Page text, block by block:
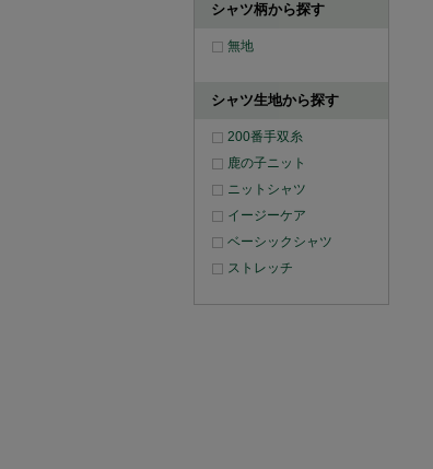
シャツ柄から探す
無地
シャツ生地から探す
200番手双糸
鹿の子ニット
ニットシャツ
イージーケア
ベーシックシャツ
ストレッチ